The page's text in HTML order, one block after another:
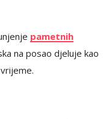
pametnih
na posao djeluje kao